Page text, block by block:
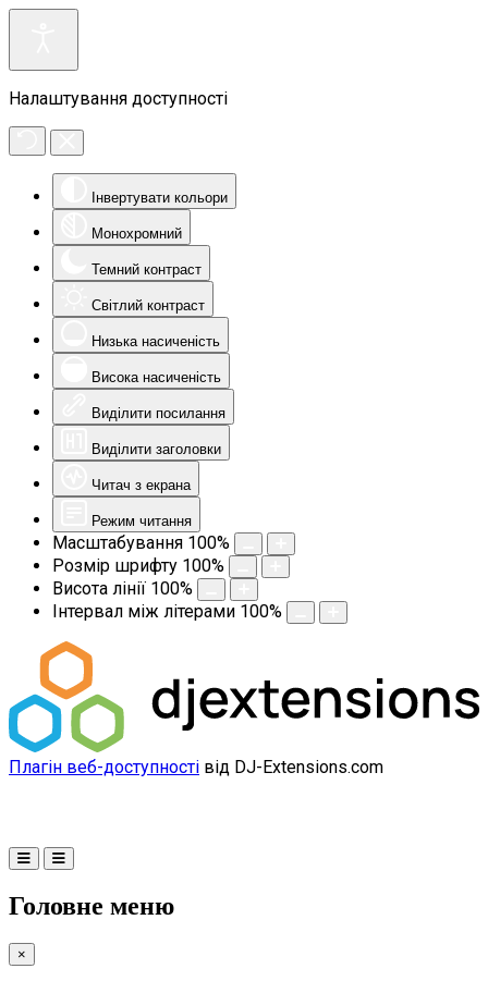
Налаштування доступності
Інвертувати кольори
Монохромний
Темний контраст
Світлий контраст
Низька насиченість
Висока насиченість
Виділити посилання
Виділити заголовки
Читач з екрана
Режим читання
Масштабування 100%
Розмір шрифту 100%
Висота лінії 100%
Інтервал між літерами 100%
Плагін веб-доступності від DJ-Extensions.com
Головне меню
×